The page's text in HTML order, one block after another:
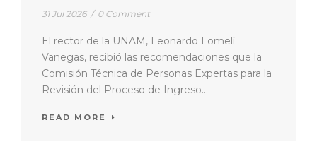
31 Jul 2026 / 0 Comment
El rector de la UNAM, Leonardo Lomelí
Vanegas, recibió las recomendaciones que la
Comisión Técnica de Personas Expertas para la
Revisión del Proceso de Ingreso...
READ MORE